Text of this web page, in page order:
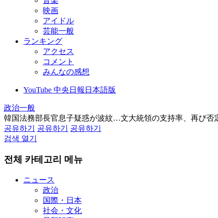
映画
アイドル
芸能一般
ランキング
アクセス
コメント
みんなの感想
YouTube 中央日報日本語版
政治一般
韓国法務部長官息子疑惑が波紋…文大統領の支持率、再び否
공유하기
공유하기
공유하기
검색 열기
전체 카테고리 메뉴
ニュース
政治
国際・日本
社会・文化